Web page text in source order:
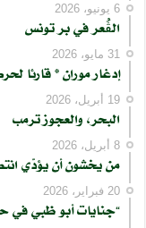
6 يونيو، 2026
الڨُعر في بر تونس
31 مايو، 2026
إدغار موران * قارئا
19 أبريل، 2026
البحر، والعجوز ترمب
8 أبريل، 2026
من يخشون أن يؤدّي
20 فبراير، 2026
“جنايات أبو ظبي في